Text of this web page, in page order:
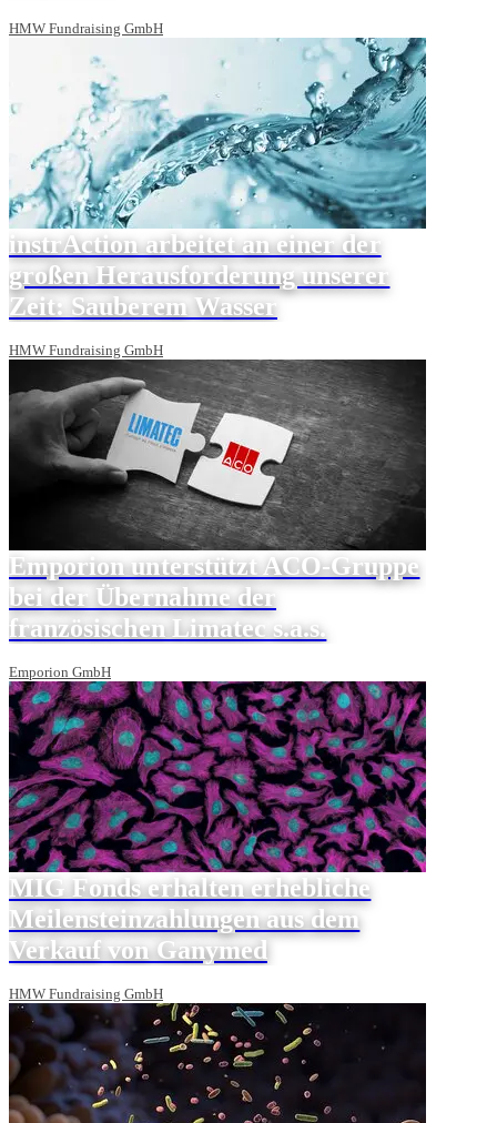
HMW Fundraising GmbH
instrAction arbeitet an einer der
großen Herausforderung unserer
Zeit: Sauberem Wasser
HMW Fundraising GmbH
Emporion unterstützt ACO-Gruppe
bei der Übernahme der
französischen Limatec s.a.s.
Emporion GmbH
MIG Fonds erhalten erhebliche
Meilensteinzahlungen aus dem
Verkauf von Ganymed
HMW Fundraising GmbH